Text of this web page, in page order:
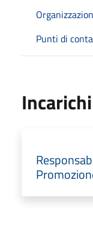
Punti di
Incarichi